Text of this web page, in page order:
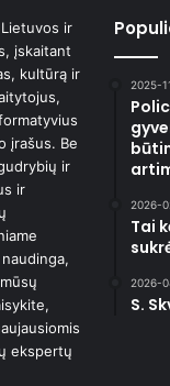
ir
įskaitant
kultūrą ir
įrašus. Be
ir
ir
ekspertų
2025-
2026-
Tai
2026-
S.